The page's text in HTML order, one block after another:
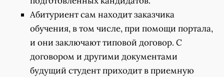
Абитуриент сам находит заказчика
обучения, в том числе, при помощи портала,
и они заключают типовой договор. С
договором и другими документами
будущий студент приходит в приемную